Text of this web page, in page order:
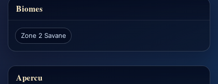
Biomes
Zone 2 Savane
Apercu